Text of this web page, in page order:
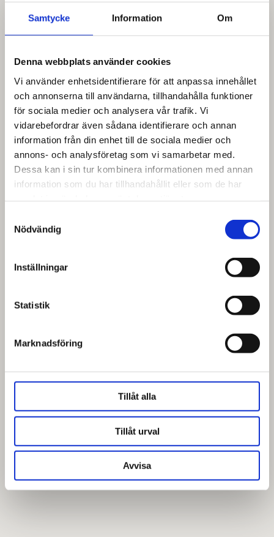
Samtycke Information Om
Denna webbplats använder cookies
Vi använder enhetsidentifierare för att anpassa innehållet
och annonserna till användarna, tillhandahålla funktioner
för sociala medier och analysera vår trafik. Vi
vidarebefordrar även sådana identifierare och annan
information från din enhet till de sociala medier och
annons- och analysföretag som vi samarbetar med.
Dessa kan i sin tur kombinera informationen med annan
information som du har tillhandahållit eller som de har
Nödvändig
Inställningar
Statistik
Marknadsföring
Tillåt alla
Tillåt urval
Avvisa